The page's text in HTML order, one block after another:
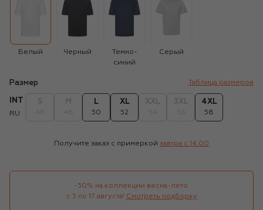
Белый Черный
Темно-
синий
Серый
Размер Таблица размеров
INT
RU
L
50
XL
52
4XL
58
Получите заказ с примеркой завтра c 14:00
-30% на коллекции весна-лето
с 3 по 17 августа! Смотреть подборку